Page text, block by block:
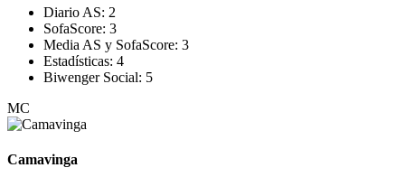
Diario AS: 2
SofaScore: 3
Media AS y SofaScore: 3
Estadísticas: 4
Biwenger Social: 5
MC
Camavinga